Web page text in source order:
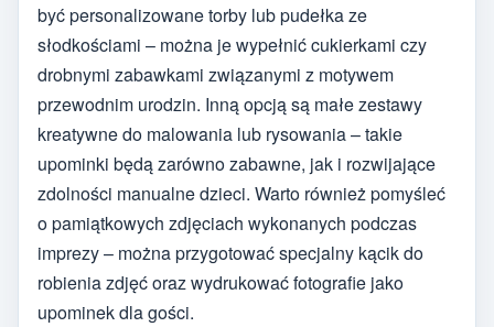
być personalizowane torby lub pudełka ze
słodkościami – można je wypełnić cukierkami czy
drobnymi zabawkami związanymi z motywem
przewodnim urodzin. Inną opcją są małe zestawy
kreatywne do malowania lub rysowania – takie
upominki będą zarówno zabawne, jak i rozwijające
zdolności manualne dzieci. Warto również pomyśleć
o pamiątkowych zdjęciach wykonanych podczas
imprezy – można przygotować specjalny kącik do
robienia zdjęć oraz wydrukować fotografie jako
upominek dla gości.